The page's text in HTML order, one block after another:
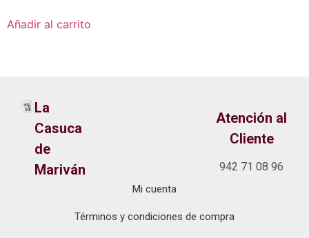
Añadir al carrito
La
Casuca
de
Mariván
Mariván: tesoros
estamos
Atención al
Cliente
942 71 08 96
Mi cuenta
Términos y condiciones de compra